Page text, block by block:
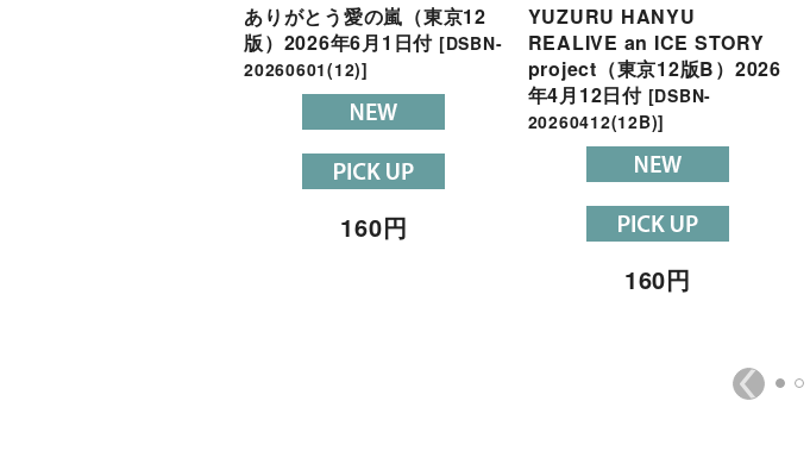
ありがとう愛の嵐（東京12
版）2026年6月1日付 [DSBN-
20260601(12)]
160円
YUZURU HANYU
REALIVE an ICE STORY
project（東京12版B）2026
年4月12日付 [DSBN-
20260412(12B)]
160円